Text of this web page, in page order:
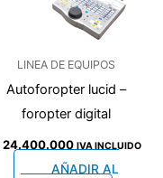
LINEA DE EQUIPOS
Autoforopter lucid –
foropter digital
24.400.000 IVA INCLUIDO
AÑADIR AL